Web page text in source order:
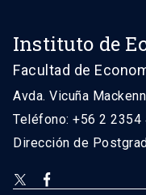
Instituto de
Facultad de
Avda. Vicuña
Teléfono: +56 2 2354
Dirección de